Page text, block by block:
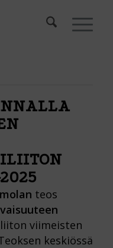
teos
viimeisten
keskiössä